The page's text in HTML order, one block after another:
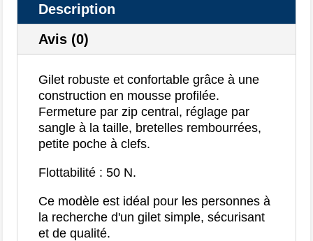
Description
Avis (0)
Gilet robuste et confortable grâce à une
construction en mousse profilée.
Fermeture par zip central, réglage par
sangle à la taille, bretelles rembourrées,
petite poche à clefs.
Flottabilité : 50 N.
Ce modèle est idéal pour les personnes à
la recherche d'un gilet simple, sécurisant
et de qualité.